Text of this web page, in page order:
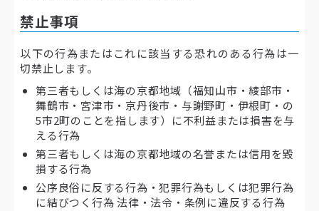
禁止事項
以下の行為またはこれに該当する恐れのある行為は一
切禁止します。
第三者もしくは海の京都地域（福知山市・綾部市・
舞鶴市・宮津市・京丹後市・与謝野町・伊根町・の
5市2町のことを指します）に不利益または損害を与
える行為
第三者もしくは海の京都地域の名誉または信用を毀
損する行為
公序良俗に反する行為・犯罪行為もしくは犯罪行為
に結びつく行為 法律・法令・条例に違反する行為